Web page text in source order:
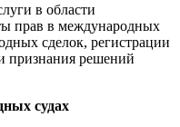
в области
прав в международных
сделок, регистрации
признания решений
судах